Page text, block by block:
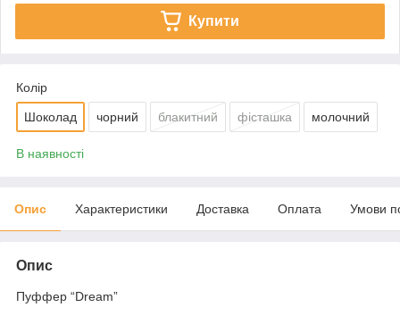
Купити
Колір
Шоколад чорний блакитний фісташка молочний
В наявності
Опис Характеристики Доставка Оплата Умови
Опис
Пуффер “Dream”